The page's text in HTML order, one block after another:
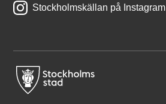
Stockholmskällan på Instagram